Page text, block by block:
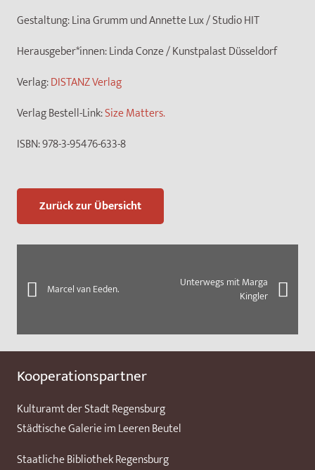
Gestaltung:Lina Grumm und Annette Lux / Studio HIT
Herausgeber*innen:Linda Conze / Kunstpalast Düsseldorf
Verlag:DISTANZ Verlag
Verlag Bestell-Link:Size Matters.
ISBN:978-3-95476-633-8
Zurück zur Übersicht
Marcel van Eeden.
Unterwegs mit Marga
Kingler
Kooperationspartner
Kulturamt der Stadt Regensburg
Städtische Galerie im Leeren Beutel
Staatliche Bibliothek Regensburg